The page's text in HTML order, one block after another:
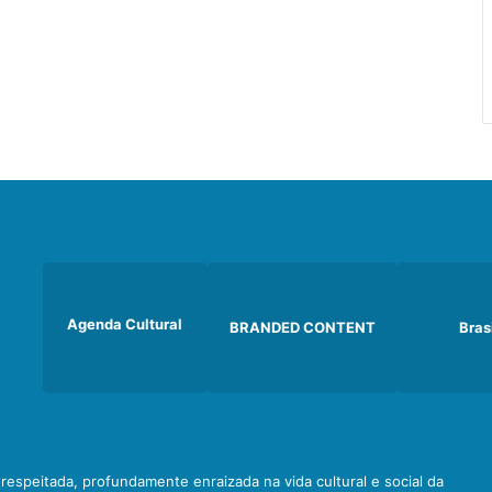
Agenda Cultural BRANDED CONTENT
profundamente enraizada na vida cultural e social da